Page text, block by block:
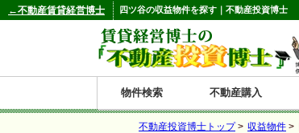
四ツ谷の収益物件を探す｜不動産投資博士
物件検索 不動産購入
←不動産賃貸経営博士
不動産投資博士トップ> 収益物件 >